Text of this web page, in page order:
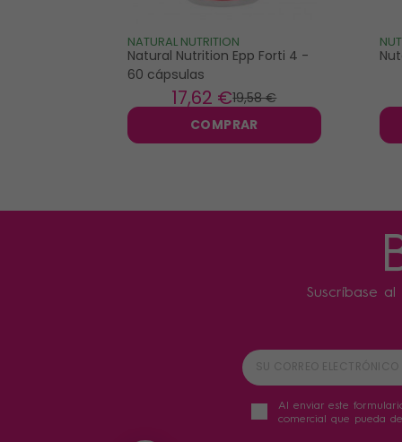
NATURAL NUTRITION
Natural Nutrition Epp Forti 4 -
60 cápsulas
19,58 €
17,62 €
COMPRAR
Suscríbase
Al enviar este
comercial que pueda